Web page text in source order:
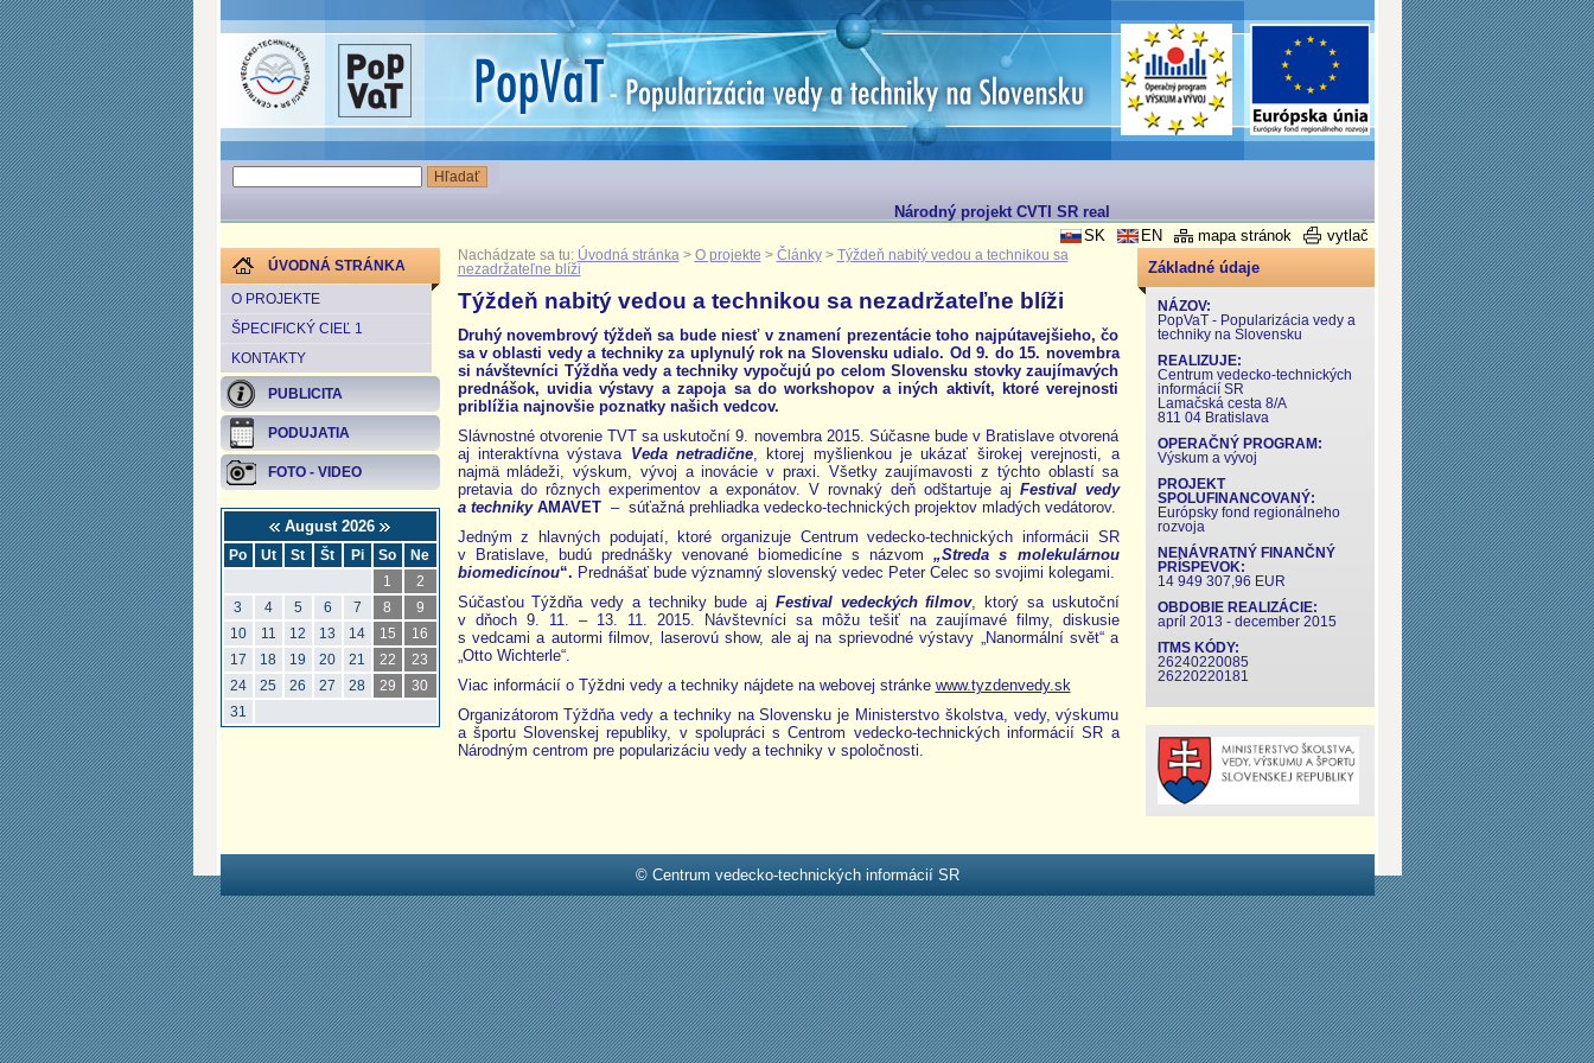
Národný projekt CVTI SR realizovaný v rámci Operačného programu Výskum a Vývoj
vytlač
mapa stránok
EN
SK
ÚVODNÁ STRÁNKA
O PROJEKTE
ŠPECIFICKÝ CIEĽ 1
KONTAKTY
PUBLICITA
PODUJATIA
FOTO - VIDEO
August 2026
Po Ut St Št Pi So
Ne
1
2
3
4 5 6 7 8
9
10
11 12 13 14 15
16
17
18 19 20 21 22
23
24
25 26 27 28 29
30
31
Nachádzate sa tu: Úvodná stránka > O projekte > Články> Týždeň nabitý vedou a technikou sa
nezadržateľne blíži
Týždeň nabitý vedou a technikou sa nezadržateľne blíži
Druhý novembrový týždeň sa bude niesť v znamení prezentácie toho najpútavejšieho, čo
sa v oblasti vedy a techniky za uplynulý rok na Slovensku udialo. Od 9. do 15. novembra
si návštevníci Týždňa vedy a techniky vypočujú po celom Slovensku stovky zaujímavých
prednášok, uvidia výstavy a zapoja sa do workshopov a iných aktivít, ktoré verejnosti
priblížia najnovšie poznatky našich vedcov.
Slávnostné otvorenie TVT sa uskutoční 9. novembra 2015. Súčasne bude v Bratislave otvorená
aj interaktívna výstava Veda netradične, ktorej myšlienkou je ukázať širokej verejnosti, a
najmä mládeži, výskum, vývoj a inovácie v praxi. Všetky zaujímavosti z týchto oblastí sa
pretavia do rôznych experimentov a exponátov. V rovnaký deň odštartuje aj Festival vedy
a techniky AMAVET – súťažná prehliadka vedecko-technických projektov mladých vedátorov.
Jedným z hlavných podujatí, ktoré organizuje Centrum vedecko-technických informácii SR
v Bratislave, budú prednášky venované biomedicíne s názvom„Streda s molekulárnou
biomedicínou“. Prednášať bude významný slovenský vedec Peter Celec so svojimi kolegami.
Súčasťou Týždňa vedy a techniky bude aj Festival vedeckých filmov, ktorý sa uskutoční
v dňoch 9. 11. – 13. 11. 2015. Návštevníci sa môžu tešiť na zaujímavé filmy, diskusie
s vedcami a autormi filmov, laserovú show, ale aj na sprievodné výstavy „Nanormální svět“ a
„Otto Wichterle“.
Viac informácií o Týždni vedy a techniky nájdete na webovej stránke www.tyzdenvedy.sk
Organizátorom Týždňa vedy a techniky na Slovensku je Ministerstvo školstva, vedy, výskumu
a športu Slovenskej republiky, v spolupráci s Centrom vedecko-technických informácií SR a
Národným centrom pre popularizáciu vedy a techniky v spoločnosti.
Základné údaje
NÁZOV:
PopVaT - Popularizácia vedy a
techniky na Slovensku
REALIZUJE:
Centrum vedecko-technických
informácií SR
Lamačská cesta 8/A
811 04 Bratislava
OPERAČNÝ PROGRAM:
Výskum a vývoj
PROJEKT
SPOLUFINANCOVANÝ:
Európsky fond regionálneho
rozvoja
NENÁVRATNÝ FINANČNÝ
PRÍSPEVOK:
14 949 307,96 EUR
OBDOBIE REALIZÁCIE:
apríl 2013 - december 2015
ITMS KÓDY:
26240220085
26220220181
© Centrum vedecko-technických informácií SR